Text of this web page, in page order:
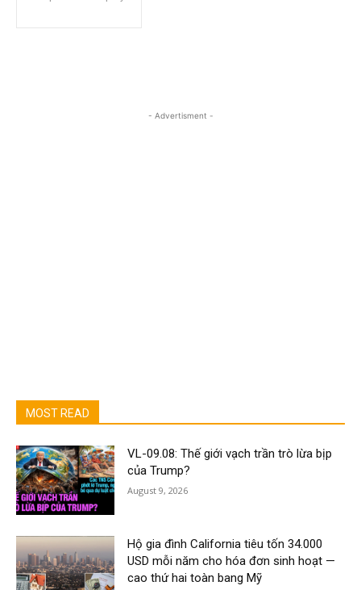
- Advertisment -
MOST READ
VL-09.08: Thế giới vạch trần trò lừa bịp
của Trump?
August 9, 2026
Hộ gia đình California tiêu tốn 34.000
USD mỗi năm cho hóa đơn sinh hoạt —
cao thứ hai toàn bang Mỹ